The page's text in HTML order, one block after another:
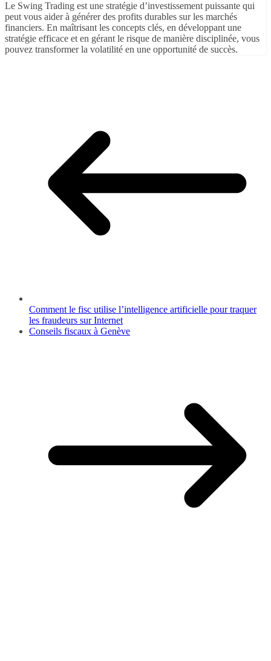
Le Swing Trading est une stratégie d’investissement puissante qui
peut vous aider à générer des profits durables sur les marchés
financiers. En maîtrisant les concepts clés, en développant une
stratégie efficace et en gérant le risque de manière disciplinée, vous
pouvez transformer la volatilité en une opportunité de succès.
Comment le fisc utilise l’intelligence artificielle pour traquer
les fraudeurs sur Internet
Conseils fiscaux à Genève